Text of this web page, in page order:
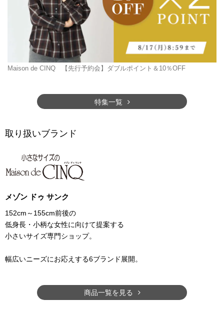
Maison de CINQ 【先行予約会】ダブルポイント＆10％OFF
特集一覧
取り扱いブランド
メゾン ドゥ サンク
152cm～155cm前後の
低身長・小柄な女性に向けて提案する
小さいサイズ専門ショップ。
幅広いニーズにお応えする6ブランド展開。
商品一覧を見る